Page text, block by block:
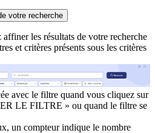
votre recherche
les résultats de votre recherche
et critères présents sous les critères
avec le filtre quand vous cliquez sur
LE FILTRE » ou quand le filtre se
un compteur indique le nombre